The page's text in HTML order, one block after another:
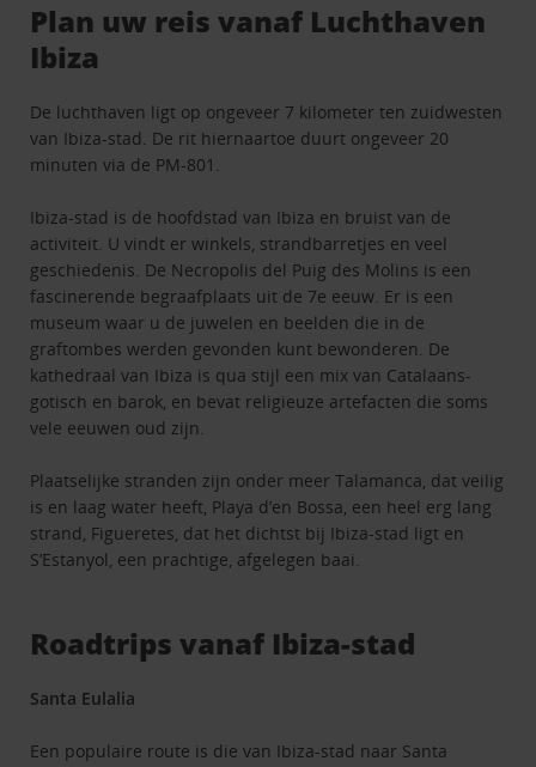
Plan uw reis vanaf Luchthaven
Ibiza
De luchthaven ligt op ongeveer 7 kilometer ten zuidwesten
van Ibiza-stad. De rit hiernaartoe duurt ongeveer 20
minuten via de PM-801.
Ibiza-stad is de hoofdstad van Ibiza en bruist van de
activiteit. U vindt er winkels, strandbarretjes en veel
geschiedenis. De Necropolis del Puig des Molins is een
fascinerende begraafplaats uit de 7e eeuw. Er is een
museum waar u de juwelen en beelden die in de
graftombes werden gevonden kunt bewonderen. De
kathedraal van Ibiza is qua stijl een mix van Catalaans-
gotisch en barok, en bevat religieuze artefacten die soms
vele eeuwen oud zijn.
Plaatselijke stranden zijn onder meer Talamanca, dat veilig
is en laag water heeft, Playa d’en Bossa, een heel erg lang
strand, Figueretes, dat het dichtst bij Ibiza-stad ligt en
S’Estanyol, een prachtige, afgelegen baai.
Roadtrips vanaf Ibiza-stad
Santa Eulalia
Een populaire route is die van Ibiza-stad naar Santa